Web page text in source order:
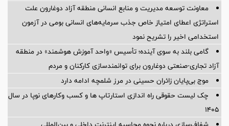
معاونت توسعه مدیریت و منابع انسانی منطقه آزاد دوغارون علت
استراتژی اعطای امتیاز خاص جذب سرمایه‌های انسانی بومی در آزمون
استخدامی اخیر را تشریح نمود
گامی بلند به سوی آینده؛ تأسیس «واحد آموزش هوشمند» در منطقه
آزاد تجاری-صنعتی دوغارون برای توانمندسازی کارکنان و مردم
موج بی‌پایان زائران حسینی در مرز شلمچه ادامه دارد
چک لیست حقوقی راه اندازی استارتاپ ها و کسب وکارهای نوپا در سال
۱۴۰۵